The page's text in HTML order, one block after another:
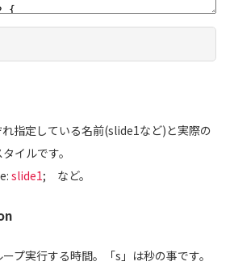
指定している名前(slide1など)と実際の
イルです。
slide1; など。
プ実行する時間。「s」は秒の事です。